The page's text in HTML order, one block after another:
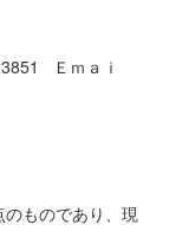
Ｅｍａｉ
ものであり、現